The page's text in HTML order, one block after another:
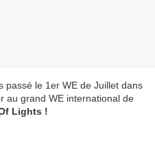
passé le 1er WE de Juillet dans
au grand WE international de
Lights !